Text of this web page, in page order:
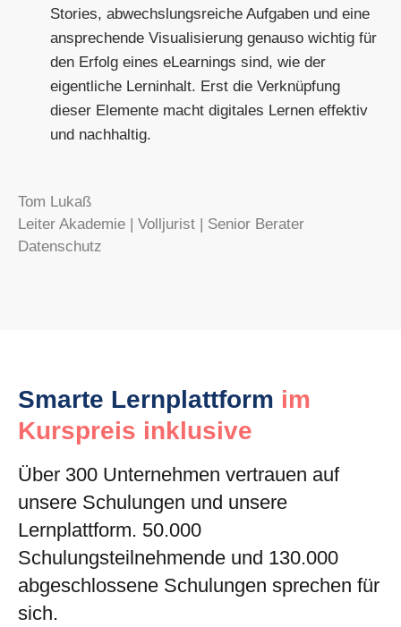
Stories, abwechslungsreiche Aufgaben und eine
ansprechende Visualisierung genauso wichtig für
den Erfolg eines eLearnings sind, wie der
eigentliche Lerninhalt. Erst die Verknüpfung
dieser Elemente macht digitales Lernen effektiv
und nachhaltig.
Tom Lukaß
Leiter Akademie | Volljurist | Senior Berater
Datenschutz
Smarte Lernplattform im
Kurspreis inklusive
Über 300 Unternehmen vertrauen auf
unsere Schulungen und unsere
Lernplattform. 50.000
Schulungsteilnehmende und 130.000
abgeschlossene Schulungen sprechen für
sich.